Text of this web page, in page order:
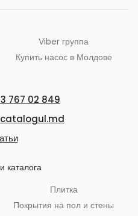
Viber группа
Купить насос в Молдове
767 02 849
каталога
Плитка
Покрытия на пол и стены